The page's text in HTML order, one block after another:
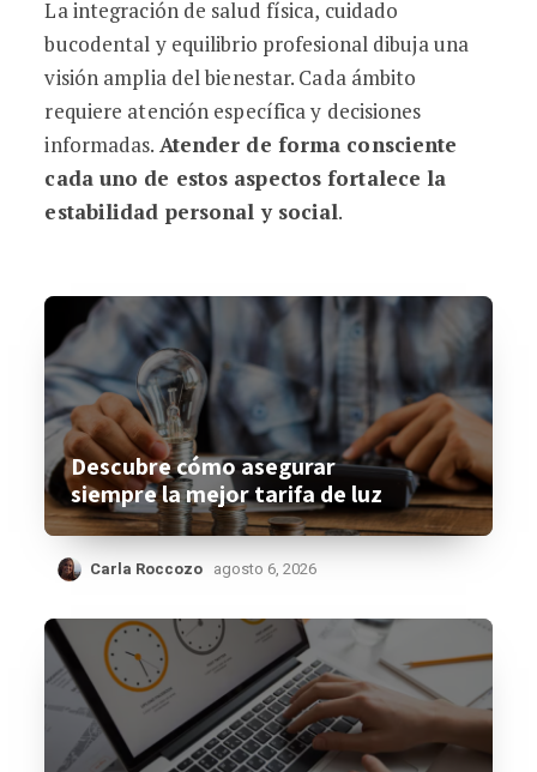
La integración de salud física, cuidado
bucodental y equilibrio profesional dibuja una
visión amplia del bienestar. Cada ámbito
requiere atención específica y decisiones
informadas. Atender de forma consciente
cada uno de estos aspectos fortalece la
estabilidad personal y social.
Descubre cómo asegurar
siempre la mejor tarifa de luz
Carla Roccozo agosto 6, 2026